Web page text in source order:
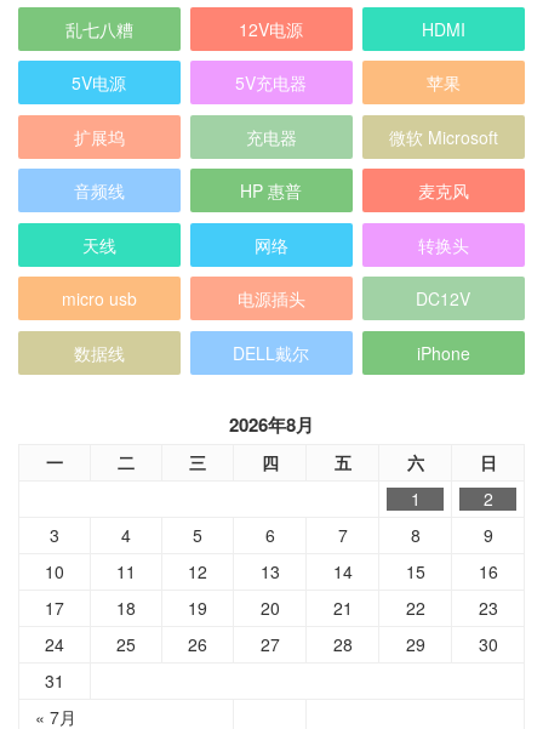
乱七八糟 12V电源 HDMI
5V电源 5V充电器 苹果
扩展坞 充电器 微软 Microsoft
音频线 HP 惠普 麦克风
天线 网络 转换头
micro usb 电源插头 DC12V
数据线 DELL戴尔 iPhone
2026年8月
一 二 三 四 五 六 日
« 7月
1
2
3
4 5 6 7 8
9
10
11 12 13 14 15
16
17
18 19 20 21 22
23
24
25 26 27 28 29
30
31